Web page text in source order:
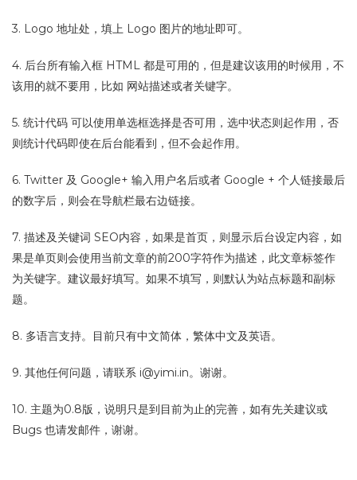
3. Logo 地址处，填上 Logo 图片的地址即可。
4. 后台所有输入框 HTML 都是可用的，但是建议该用的时候用，不
该用的就不要用，比如 网站描述或者关键字。
5. 统计代码 可以使用单选框选择是否可用，选中状态则起作用，否
则统计代码即使在后台能看到，但不会起作用。
6. Twitter 及 Google+ 输入用户名后或者 Google + 个人链接最后
的数字后，则会在导航栏最右边链接。
7. 描述及关键词 SEO内容，如果是首页，则显示后台设定内容，如
果是单页则会使用当前文章的前200字符作为描述，此文章标签作
为关键字。建议最好填写。如果不填写，则默认为站点标题和副标
题。
8. 多语言支持。目前只有中文简体，繁体中文及英语。
9. 其他任何问题，请联系 i@yimi.in。谢谢。
10. 主题为0.8版，说明只是到目前为止的完善，如有先关建议或
Bugs 也请发邮件，谢谢。